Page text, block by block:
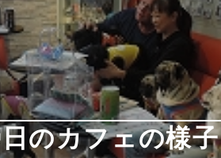
のカフェの様子